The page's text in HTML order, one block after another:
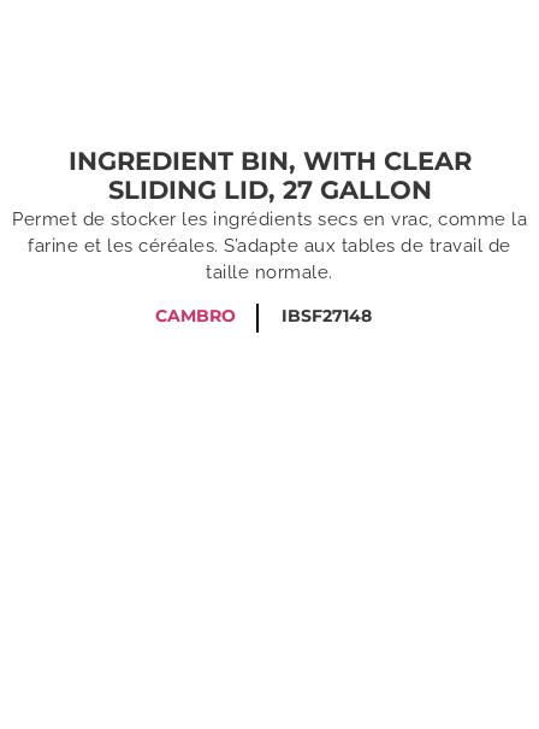
INGREDIENT BIN, WITH CLEAR
SLIDING LID, 27 GALLON
Permet de stocker les ingrédients secs en vrac, comme la
farine et les céréales. S’adapte aux tables de travail de
taille normale.
CAMBRO
IBSF27148